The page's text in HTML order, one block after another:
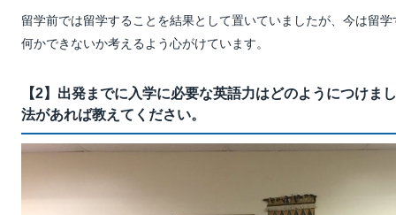
留学前では留学することを結果として置いていましたが、今は留
何かできないか考えるよう心がけています。
【2】出発までに入学に必要な英語力はどのようにつけま
法があれば教えてください。